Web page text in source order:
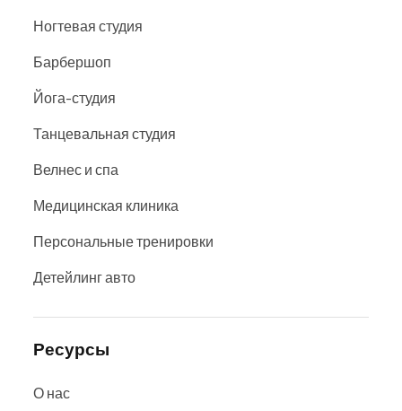
Ногтевая студия
Барбершоп
Йога-студия
Танцевальная студия
Велнес и спа
Медицинская клиника
Персональные тренировки
Детейлинг авто
Ресурсы
О нас